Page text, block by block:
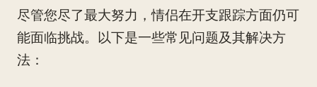
尽管您尽了最大努力，情侣在开支跟踪方面仍可
能面临挑战。以下是一些常见问题及其解决方
法：